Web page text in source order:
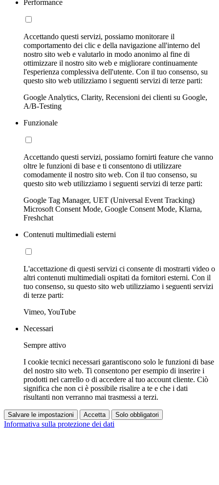
Performance
Accettando questi servizi, possiamo monitorare il
comportamento dei clic e della navigazione all'interno del
nostro sito web e valutarlo in modo anonimo al fine di
ottimizzare il nostro sito web e migliorare continuamente
l'esperienza complessiva dell'utente. Con il tuo consenso, su
questo sito web utilizziamo i seguenti servizi di terze parti:
Google Analytics, Clarity, Recensioni dei clienti su Google,
A/B-Testing
Funzionale
Accettando questi servizi, possiamo fornirti feature che vanno
oltre le funzioni di base e ti consentono di utilizzare
comodamente il nostro sito web. Con il tuo consenso, su
questo sito web utilizziamo i seguenti servizi di terze parti:
Google Tag Manager, UET (Universal Event Tracking)
Microsoft Consent Mode, Google Consent Mode, Klarna,
Freshchat
Contenuti multimediali esterni
L'accettazione di questi servizi ci consente di mostrarti video o
altri contenuti multimediali ospitati da fornitori esterni. Con il
tuo consenso, su questo sito web utilizziamo i seguenti servizi
di terze parti:
Vimeo, YouTube
Necessari
Sempre attivo
I cookie tecnici necessari garantiscono solo le funzioni di base
del nostro sito web. Ti consentono per esempio di inserire i
prodotti nel carrello o di accedere al tuo account cliente. Ciò
significa che non ci è possibile risalire a te e che i dati
risultanti non verranno mai trasmessi a terzi.
Salvare le impostazioni Accetta Solo obbligatori
Informativa sulla protezione dei dati